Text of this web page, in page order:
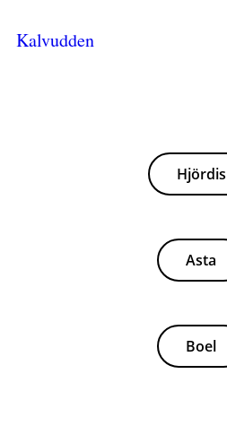
Kalvudden
Hjördis
Asta
Boel